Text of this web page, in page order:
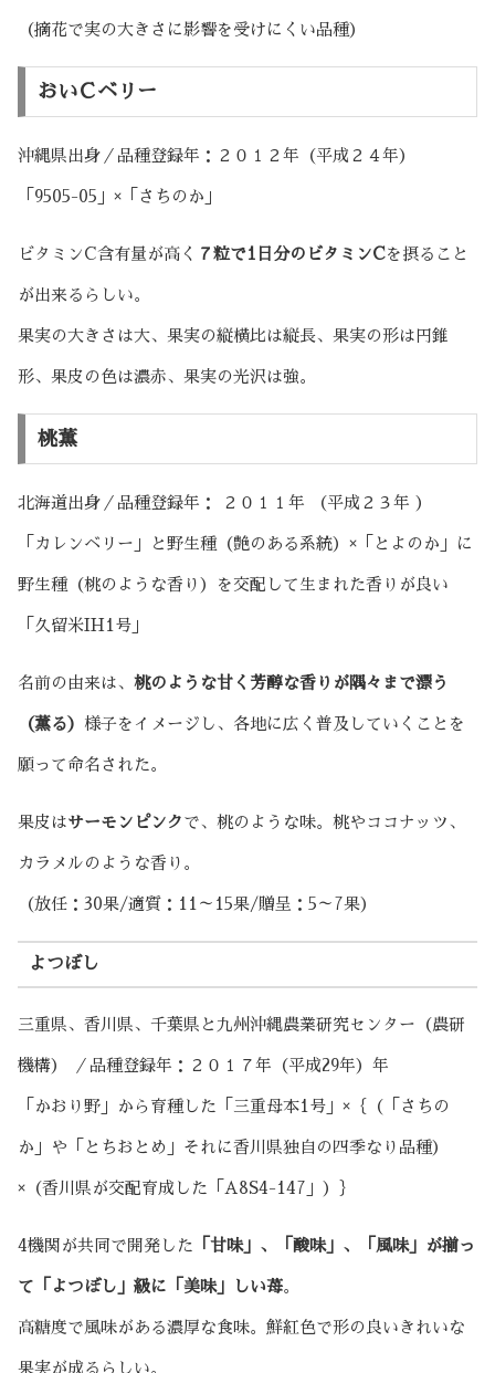
（摘花で実の大きさに影響を受けにくい品種）
おいＣベリー
沖縄県出身／品種登録年：２０１２年（平成２４年）
「9505-05」×「さちのか」
ビタミンC含有量が高く ７粒で1日分のビタミンCを摂ること
が出来るらしい。
果実の大きさは大、果実の縦横比は縦長、果実の形は円錐
形、果皮の色は濃赤、果実の光沢は強。
桃薫
北海道出身／品種登録年： ２０１１年 （平成２３年 ）
「カレンベリー」と野生種（艶のある系統）×「とよのか」に
野生種（桃のような香り）を交配して生まれた香りが良い
「久留米IH1号」
名前の由来は、 桃のような甘く芳醇な香りが隅々まで漂う
（薫る） 様子をイメージし、各地に広く普及していくことを
願って命名された。
果皮はサーモンピンク で、桃のような味。桃やココナッツ、
カラメルのような香り。
（放任：30果/適質：11～15果/贈呈：5～7果）
よつぼし
三重県、香川県、千葉県と九州沖縄農業研究センター（農研
機構） ／品種登録年：２０１７年（平成29年）年
「かおり野」から育種した「三重母本1号」×｛（「さちの
か」や「とちおとめ」それに香川県独自の四季なり品種）
×（香川県が交配育成した「A8S4-147」）｝
4機関が共同で開発した 「甘味」、「酸味」、「風味」が揃っ
て「よつぼし」級に「美味」しい苺。
高糖度で風味がある濃厚な食味。鮮紅色で形の良いきれいな
果実が成るらしい。